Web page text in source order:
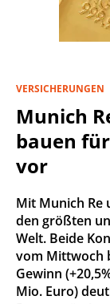
VERSICHERUNGEN
Munich
bauen
vor
Mit Munich Re
den größten
Welt. Beide
vom Mittwoch
Gewinn
Mio. Euro)